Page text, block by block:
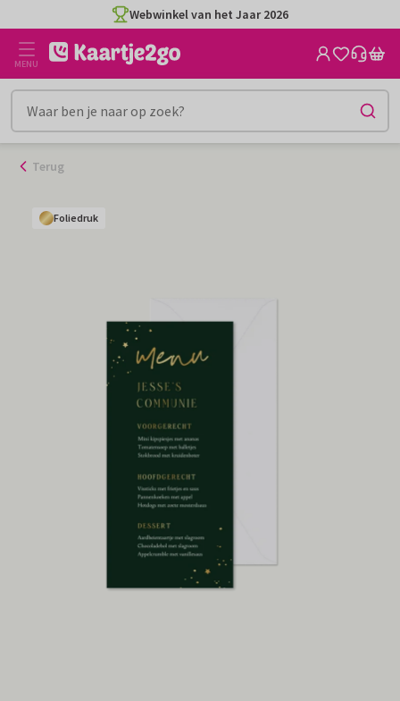
naar
inhoud
Webwinkel van het Jaar 2026
MENU
Terug
Foliedruk
Foliedruk
Foliedruk